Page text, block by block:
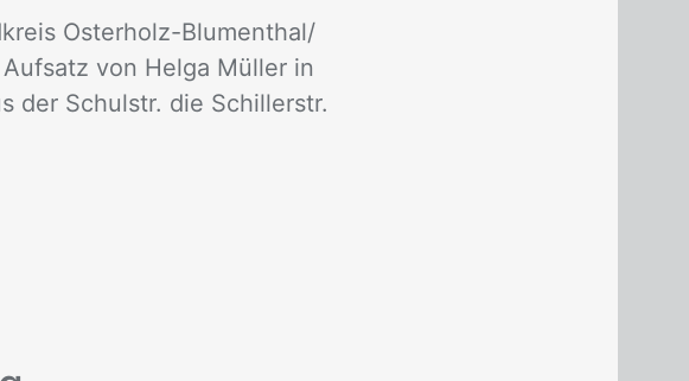
Os­ter­holz-Blu­men­thal/​
von Hel­ga Mül­ler in
der Schul­str. die Schil­ler­str.